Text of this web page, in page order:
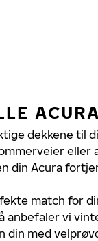
dekkene til
eller
din Acura
match for
anbefaler vi
din med